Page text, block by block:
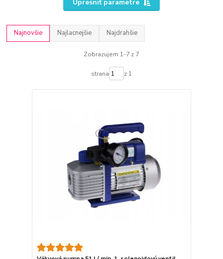
Upresniť parametre
Najnovšie Najlacnejšie Najdrahšie
Zobrazujem 1-7 z 7
strana z 1